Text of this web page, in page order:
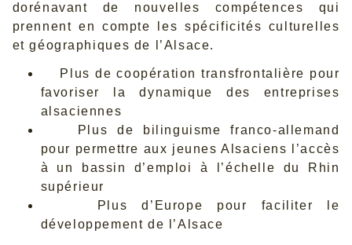
dorénavant de nouvelles compétences qui
prennent en compte les spécificités culturelles
et géographiques de l’Alsace.
Plus de coopération transfrontalière pour
favoriser la dynamique des entreprises
alsaciennes
Plus de bilinguisme franco-allemand
pour permettre aux jeunes Alsaciens l’accès
à un bassin d’emploi à l’échelle du Rhin
supérieur
Plus d’Europe pour faciliter le
développement de l’Alsace